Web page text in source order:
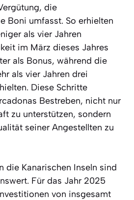
die
Boni umfasst. So erhielten
als vier Jahren
im März dieses Jahres
als Bonus, während die
als vier Jahren drei
Diese Schritte
Bestreben, nicht nur
zu unterstützen, sondern
seiner Angestellten zu
die Kanarischen Inseln sind
Für das Jahr 2025
von insgesamt